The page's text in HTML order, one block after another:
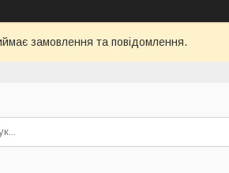
замовлення та повідомлення.